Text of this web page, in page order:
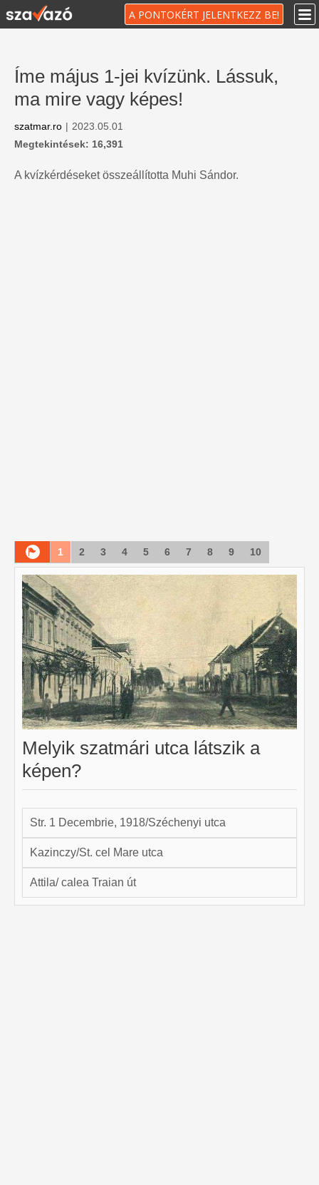
A PONTOKÉRT JELENTKEZZ BE!
Íme május 1-jei kvízünk. Lássuk,
ma mire vagy képes!
szatmar.ro | 2023.05.01
Megtekintések: 16,391
A kvízkérdéseket összeállította Muhi Sándor.
1 2 3 4 5 6 7 8 9 10
Melyik szatmári utca látszik a
képen?
Str. 1 Decembrie, 1918/Széchenyi utca
Kazinczy/St. cel Mare utca
Attila/ calea Traian út